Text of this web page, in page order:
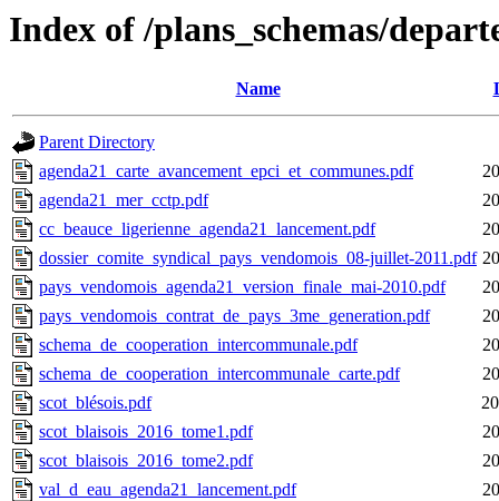
Index of /plans_schemas/
Name
Parent Directory
agenda21_carte_avancement_epci_et_communes.pdf
agenda21_mer_cctp.pdf
cc_beauce_ligerienne_agenda21_lancement.pdf
dossier_comite_syndical_pays_vendomois_08-juillet-2011.pdf
pays_vendomois_agenda21_version_finale_mai-2010.pdf
pays_vendomois_contrat_de_pays_3me_generation.pdf
schema_de_cooperation_intercommunale.pdf
schema_de_cooperation_intercommunale_carte.pdf
scot_blésois.pdf
scot_blaisois_2016_tome1.pdf
scot_blaisois_2016_tome2.pdf
val_d_eau_agenda21_lancement.pdf